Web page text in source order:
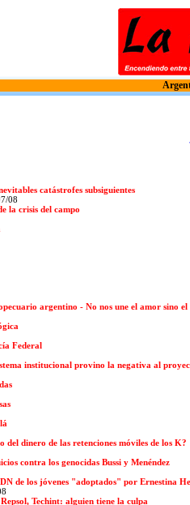
catástrofes subsiguientes
08
la crisis del campo
argentino - No nos une el amor sino el
Federal
institucional provino la negativa al
del dinero de las retenciones móviles de los K?
contra los genocidas Bussi y Menéndez
de los jóvenes "adoptados" por Ernestina
Techint: alguien tiene la culpa